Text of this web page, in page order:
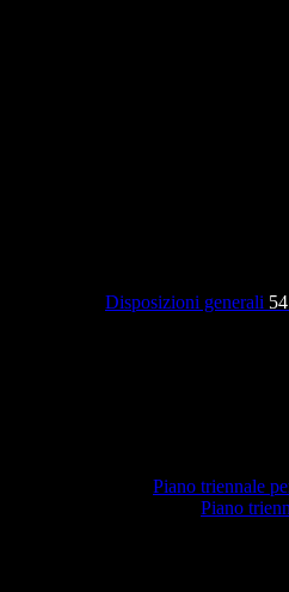
Disposizioni generali 54
Piano triennale
Piano